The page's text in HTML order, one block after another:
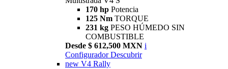
170 hp Potencia
125 Nm TORQUE
231 kg PESO HÚMEDO SIN
COMBUSTIBLE
Desde $ 612,500 MXN i
Configurador Descubrir
new V4 Rally